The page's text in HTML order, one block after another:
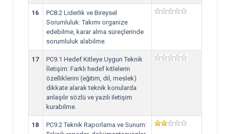
16
PC8.2 Liderlik ve Bireysel
Sorumluluk: Takımı organize
edebilme, karar alma süreçlerinde
sorumluluk alabilme.
17
PC9.1 Hedef Kitleye Uygun Teknik
İletişim: Farklı hedef kitlelerin
özelliklerini (eğitim, dil, meslek)
dikkate alarak teknik konularda
anlaşılır sözlü ve yazılı iletişim
kurabilme.
18
PC9.2 Teknik Raporlama ve Sunum: